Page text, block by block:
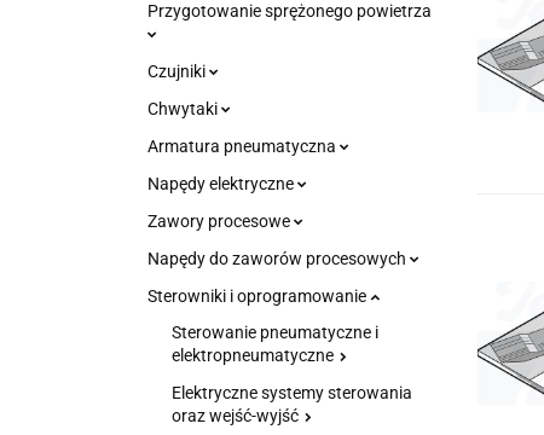
Przygotowanie sprężonego powietrza
Czujniki
Chwytaki
Armatura pneumatyczna
Napędy elektryczne
Zawory procesowe
Napędy do zaworów procesowych
Sterowniki i oprogramowanie
Sterowanie pneumatyczne i
elektropneumatyczne
Elektryczne systemy sterowania
oraz wejść-wyjść